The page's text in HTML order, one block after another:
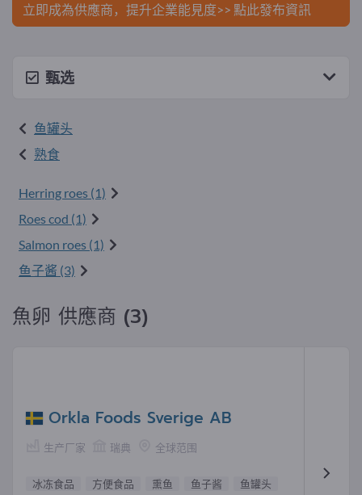
立即成為供應商，提升企業能見度>> 點此發布資訊
甄选
鱼罐头
熟食
Herring roes (1)
Roes cod (1)
Salmon roes (1)
鱼子酱 (3)
魚卵 供應商 (3)
Orkla Foods Sverige AB
生产厂家 瑞典 全球范围
冰冻食品 方便食品 熏鱼 鱼子酱
鱼罐头